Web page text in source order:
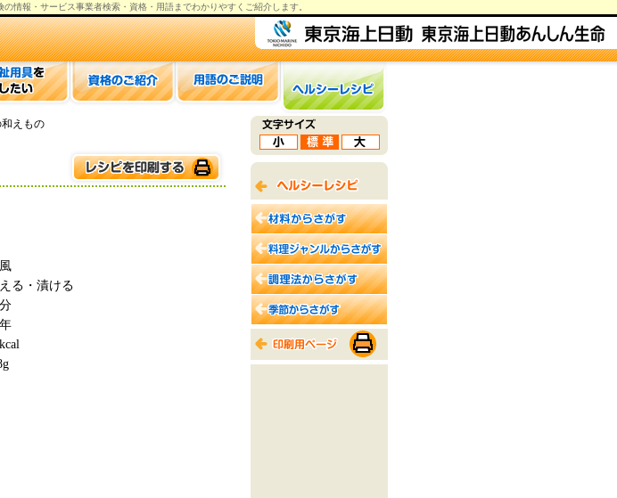
の情報 ・サービス事業者検索・資格・用語までわかりやすくご紹介します。
えもの
る・漬ける